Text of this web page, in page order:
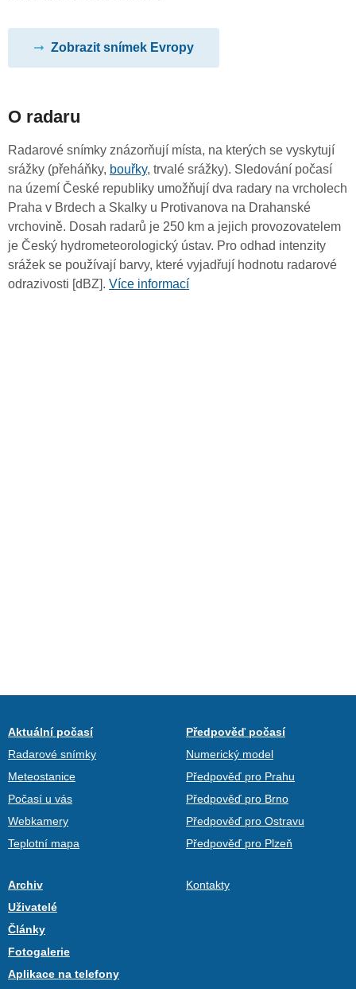
Zobrazit snímek Evropy
O radaru
Radarové snímky znázorňují místa, na kterých se vyskytují
srážky (přeháňky, bouřky, trvalé srážky). Sledování počasí
na území České republiky umožňují dva radary na vrcholech
Praha v Brdech a Skalky u Protivanova na Drahanské
vrchovině. Dosah radarů je 250 km a jejich provozovatelem
je Český hydrometeorologický ústav. Pro odhad intenzity
srážek se používají barvy, které vyjadřují hodnotu radarové
odrazivosti [dBZ]. Více informací
Aktuální počasí
Radarové snímky
Meteostanice
Počasí u vás
Webkamery
Teplotní mapa
Předpověď počasí
Numerický model
Předpověď pro Prahu
Předpověď pro Brno
Předpověď pro Ostravu
Předpověď pro Plzeň
Archiv
Uživatelé
Články
Fotogalerie
Aplikace na telefony
Kontakty